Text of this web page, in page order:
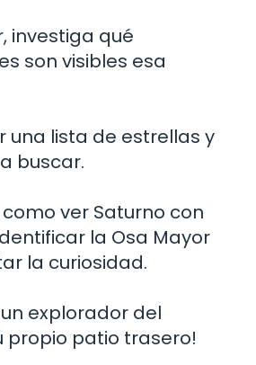
investiga qué
son visibles esa
una lista de estrellas y
buscar.
ver Saturno con
la Osa Mayor
la curiosidad.
un explorador del
propio patio trasero!